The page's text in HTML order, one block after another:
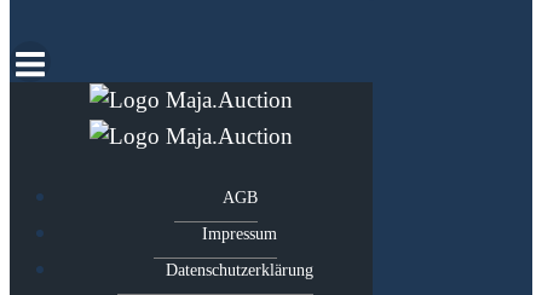
AGB
Impressum
Datenschutzerklärung